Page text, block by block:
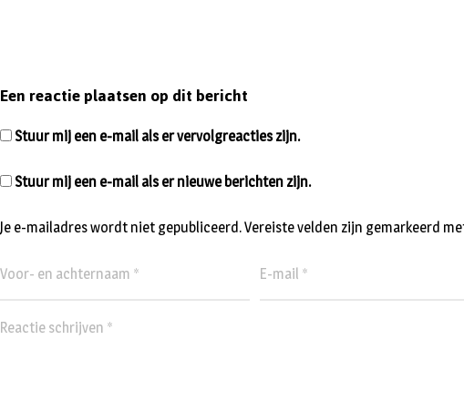
Een reactie plaatsen op dit bericht
Je e-mailadres wordt niet gepubliceerd.Vereiste velden zijn gemarkeerd
Stuur mij een e-mail als er vervolgreacties zijn.
Stuur mij een e-mail als er nieuwe berichten zijn.